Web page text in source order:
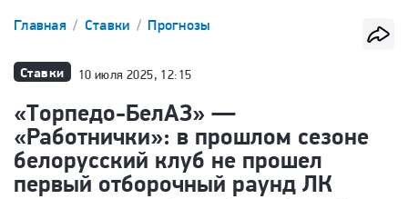
Главная Ставки Прогнозы
Ставки 10 июля 2025, 12:15
«Торпедо-БелАЗ» —
«Работнички»: в прошлом сезоне
белорусский клуб не прошел
первый отборочный раунд ЛК